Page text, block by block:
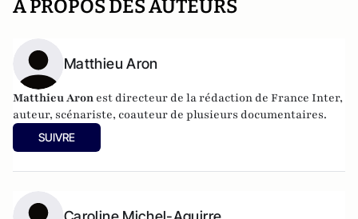
A PROPOS DES AUTEURS
Matthieu Aron
Matthieu Aron est directeur de la rédaction de France Inter,
auteur, scénariste, coauteur de plusieurs documentaires.
SUIVRE